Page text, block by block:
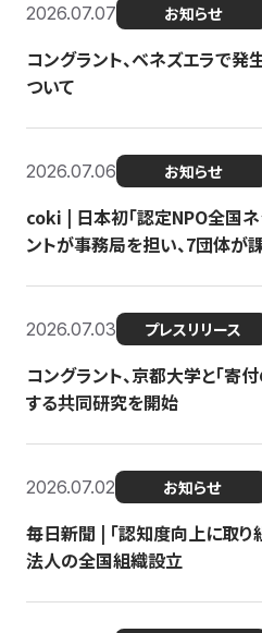
2026.07.07 お知らせ
コングラント、ベネズエラで
ついて
2026.07.06 お知らせ
coki | 日本初「認定NPO全国ネ
ントが事務局を担い、7団体が
2026.07.03 プレスリリース
コングラント、京都大学と「寄
する共同研究を開始
2026.07.02 お知らせ
毎日新聞 | 「認知度向上に取
法人の全国組織設立